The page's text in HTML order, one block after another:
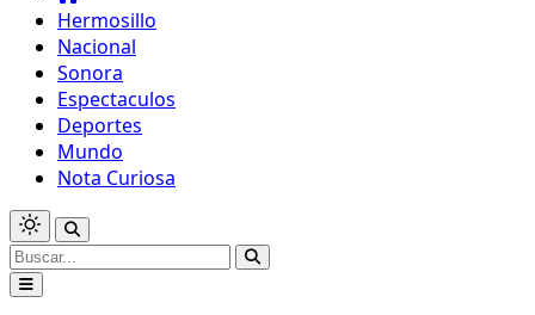
Hermosillo
Nacional
Sonora
Espectaculos
Deportes
Mundo
Nota Curiosa